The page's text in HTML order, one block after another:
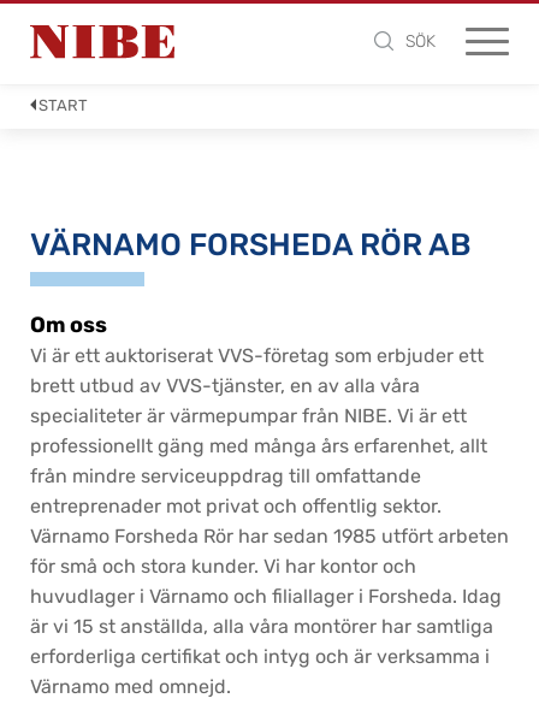
SÖK
START
VÄRNAMO FORSHEDA RÖR AB
Om oss
Vi är ett auktoriserat VVS-företag som erbjuder ett
brett utbud av VVS-tjänster, en av alla våra
specialiteter är värmepumpar från NIBE. Vi är ett
professionellt gäng med många års erfarenhet, allt
från mindre serviceuppdrag till omfattande
entreprenader mot privat och offentlig sektor.
Värnamo Forsheda Rör har sedan 1985 utfört arbeten
för små och stora kunder. Vi har kontor och
huvudlager i Värnamo och filiallager i Forsheda. Idag
är vi 15 st anställda, alla våra montörer har samtliga
erforderliga certifikat och intyg och är verksamma i
Värnamo med omnejd.